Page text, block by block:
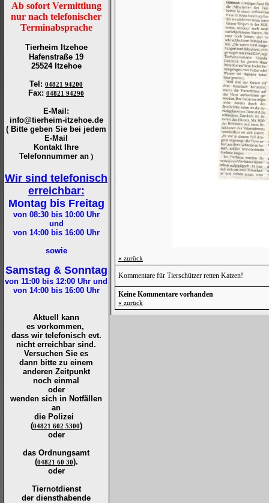
Ab sofort Vermittlung
nur nach telefonischer
Terminabsprache
Tierheim Itzehoe
Hafenstraße 19
25524 Itzehoe
Tel : 04821 94200
Fax: 04821 94290
E-Mail:
info@tierheim-itzehoe.de
( Bitte geben Sie bei jedem
E-Mail
Kontakt Ihre
Telefonnummer an )
Wir sind telefonisch
erreichbar:
Montag bis Freitag
von 08:30 bis 10:00Uhr
und
von 14:00 bis 16:00Uhr
sowie
Samstag & Sonntag
von 11:00 bis 12:00 Uhr und
von 14:00 bis 16:00Uhr
Aktuell kann
es vorkommen,
dass wir telefonisch evt.
nicht erreichbar sind.
Versuchen Sie es
dann bitte zu einem
anderen Zeitpunkt
noch einmal
oder
wenden sich in Notfällen
an
die Polizei
(04821 602 5300)
oder
das Ordnungsamt
(04821 60 30).
oder
Tiernotdienst
der diensthabende
« zurück
Kommentare für Tierschützer retten Katzen!
Keine Kommentare vorhanden
« zurück